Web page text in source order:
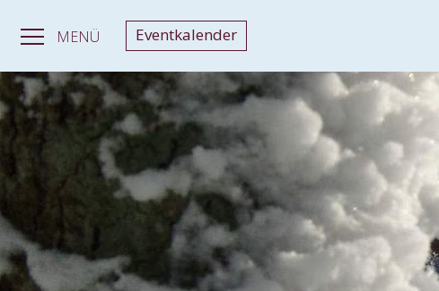
MENÜ Eventkalender